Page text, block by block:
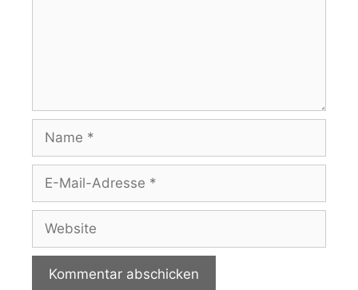
Name
Adresse
Website